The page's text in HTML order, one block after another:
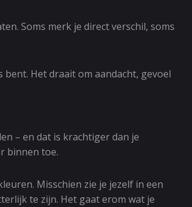
Soms merk je direct verschil, soms
Het draait om aandacht, gevoel
– en dat is krachtiger dan je
binnen toe.
Misschien zie je jezelf in een
te zijn. Het gaat erom wat je